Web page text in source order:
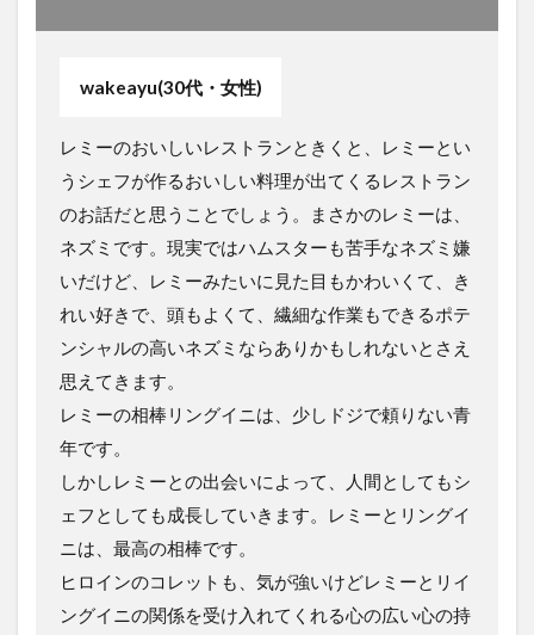
wakeayu(30代・女性)
レミーのおいしいレストランときくと、レミーとい
うシェフが作るおいしい料理が出てくるレストラン
のお話だと思うことでしょう。まさかのレミーは、
ネズミです。現実ではハムスターも苦手なネズミ嫌
いだけど、レミーみたいに見た目もかわいくて、き
れい好きで、頭もよくて、繊細な作業もできるポテ
ンシャルの高いネズミならありかもしれないとさえ
思えてきます。
レミーの相棒リングイニは、少しドジで頼りない青
年です。
しかしレミーとの出会いによって、人間としてもシ
ェフとしても成長していきます。レミーとリングイ
ニは、最高の相棒です。
ヒロインのコレットも、気が強いけどレミーとリイ
ングイニの関係を受け入れてくれる心の広い心の持